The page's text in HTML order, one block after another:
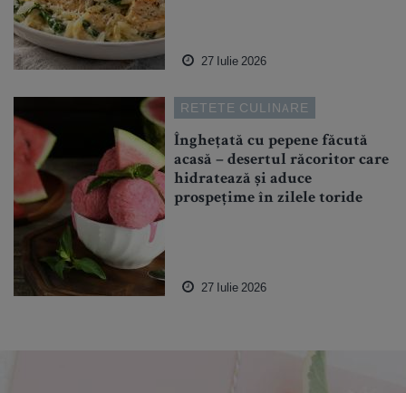
27 Iulie 2026
RETETE CULINARE
Înghețată cu pepene făcută
acasă – desertul răcoritor care
hidratează și aduce
prospețime în zilele toride
27 Iulie 2026